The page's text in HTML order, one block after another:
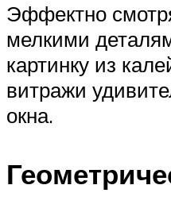
Эффектно
мелкими
картинку из
витражи
окна.